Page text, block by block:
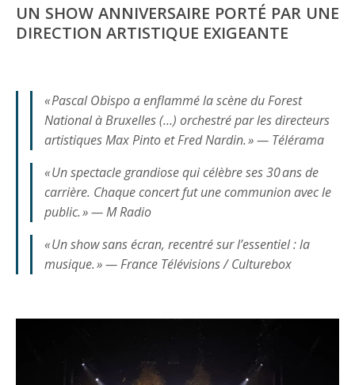
UN SHOW ANNIVERSAIRE PORTÉ PAR UNE
DIRECTION ARTISTIQUE EXIGEANTE
« Pascal Obispo a enflammé la scène du Forest
National à Bruxelles (…) orchestré par les directeurs
artistiques Max Pinto et Fred Nardin. » — Télérama
« Un spectacle grandiose qui célèbre ses 30 ans de
carrière. Chaque concert fut une communion avec le
public. » — M Radio
« Un show sans écran, recentré sur l’essentiel : la
musique. » — France Télévisions / Culturebox